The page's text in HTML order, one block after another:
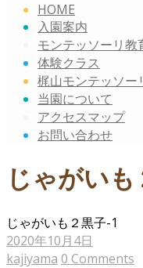
HOME
入園案内
モンテッソーリ教
体験クラス
梶山モンテッソー
当園について
アクセスマップ
お問い合わせ
じゃがいも
じゃがいも２黒子-1
2020年10月4日
kajiyama 0 Comments